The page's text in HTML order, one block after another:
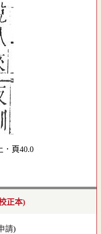
．頁40.0
正本)
請)